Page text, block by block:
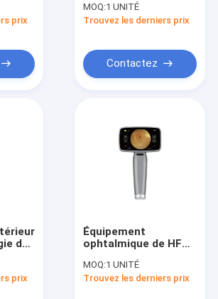
de peau
de Doppler de couleur
derma
facial de radiofréquence
numérique
de paramètre multi
prix
MOQ:1 UNITÉ
Trouvez les derniers prix
Contactez
de
prix
Équipement
ophtalmique de HFC
portative de fond
MOQ:1 UNITÉ
Trouvez les derniers prix